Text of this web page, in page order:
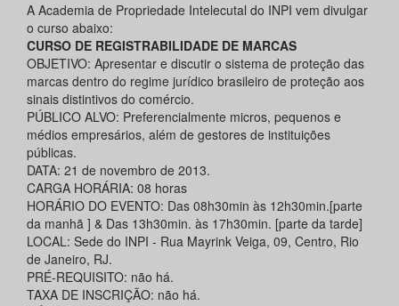
A Academia de Propriedade Intelecutal do INPI vem divulgar
o curso abaixo:
CURSO DE REGISTRABILIDADE DE MARCAS
OBJETIVO: Apresentar e discutir o sistema de proteção das
marcas dentro do regime jurídico brasileiro de proteção aos
sinais distintivos do comércio.
PÚBLICO ALVO: Preferencialmente micros, pequenos e
médios empresários, além de gestores de instituições
públicas.
DATA: 21 de novembro de 2013.
CARGA HORÁRIA: 08 horas
HORÁRIO DO EVENTO: Das 08h30min às 12h30min.[parte
da manhã ] & Das 13h30min. às 17h30min. [parte da tarde]
LOCAL: Sede do INPI - Rua Mayrink Veiga, 09, Centro, Rio
de Janeiro, RJ.
PRÉ-REQUISITO: não há.
TAXA DE INSCRIÇÃO: não há.